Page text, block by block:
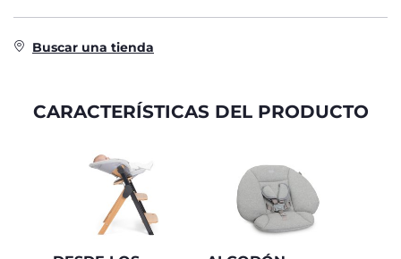
Buscar una tienda
CARACTERÍSTICAS DEL PRODUCTO